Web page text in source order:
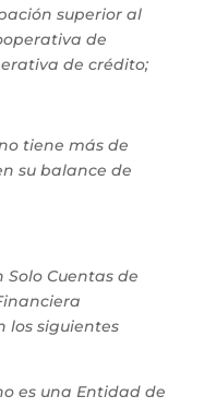
superior al
de
de crédito;
tiene más de
su balance de
Solo Cuentas de
los siguientes
es una Entidad de